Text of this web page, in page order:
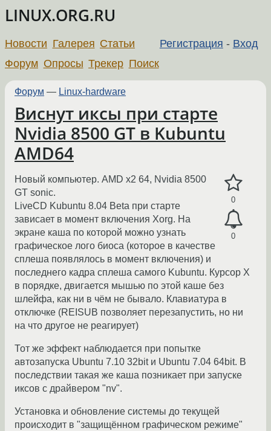
LINUX.ORG.RU
Регистрация - Вход
Новости Галерея Статьи
Форум Опросы Трекер Поиск
Форум — Linux-hardware
Виснут иксы при старте
Nvidia 8500 GT в Kubuntu
AMD64
0
0
Новый компьютер. AMD x2 64, Nvidia 8500
GT sonic.
LiveCD Kubuntu 8.04 Beta при старте
зависает в момент включения Xorg. На
экране каша по которой можно узнать
графическое лого биоса (которое в качестве
сплеша появлялось в момент включения) и
последнего кадра сплеша самого Kubuntu. Курсор Х
в порядке, двигается мышью по этой каше без
шлейфа, как ни в чём не бывало. Клавиатура в
отключке (REISUB позволяет перезапустить, но ни
на что другое не реагирует)
Тот же эффект наблюдается при попытке
автозапуска Ubuntu 7.10 32bit и Ubuntu 7.04 64bit. В
последствии такая же каша позникает при запуске
иксов с драйвером "nv".
Установка и обновление системы до текущей
происходит в "защищённом графическом режиме"